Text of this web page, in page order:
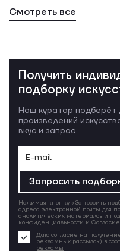
Смотреть все
Получить
подборку
Наш куратор подберёт
произведений
вкус и запрос.
Запросить
Нажимая кнопку «Запросить
адреса электронной почты для
аналитических материалов и
конфиденциальности и
Даю согласие на
рекламных рассылок) в
рекламы